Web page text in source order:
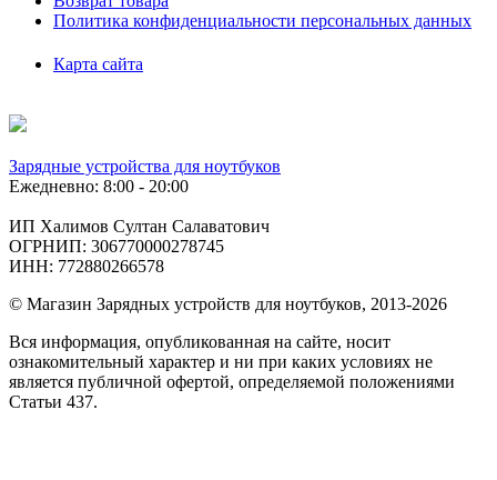
Политика конфиденциальности персональных данных
Карта сайта
Зарядные устройства для ноутбуков
Ежедневно: 8:00 - 20:00
ИП Халимов Султан Салаватович
ОГРНИП: 306770000278745
ИНН: 772880266578
© Магазин Зарядных устройств для ноутбуков, 2013-2026
Вся информация, опубликованная на сайте, носит
ознакомительный характер и ни при каких условиях не
является публичной офертой, определяемой положениями
Статьи 437.